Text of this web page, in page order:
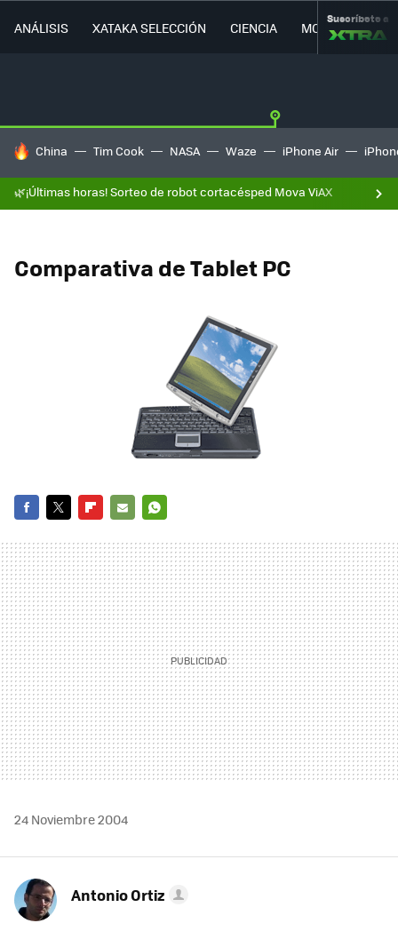
ANÁLISIS XATAKA SELECCIÓN CIENCIA MOVILIDAD
Suscríbete a
HOY SE HABLA DE
China Tim Cook NASA Waze iPhone Air
🌿¡Últimas horas! Sorteo de robot cortacésped Mova ViAX
Comparativa de Tablet PC
MAIL
24 Noviembre 2004
Antonio Ortiz